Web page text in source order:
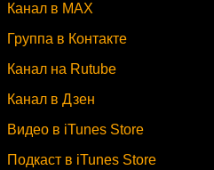
Канал в MAX
Группа в Контакте
Канал на Rutube
Канал в Дзен
Видео в iTunes Store
Подкаст в iTunes Store